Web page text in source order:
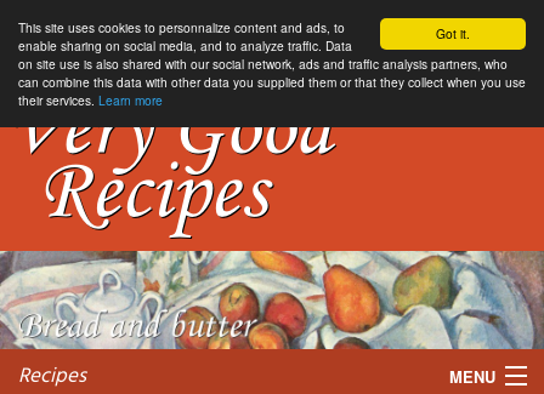
Got it.
This site uses cookies to personnalize content and ads, to
enable sharing on social media, and to analyze traffic. Data
on site use is also shared with our social network, ads and traffic analysis partners, who
can combine this data with other data you supplied them or that they collect when you use
their services. Learn more
Recipes MENU